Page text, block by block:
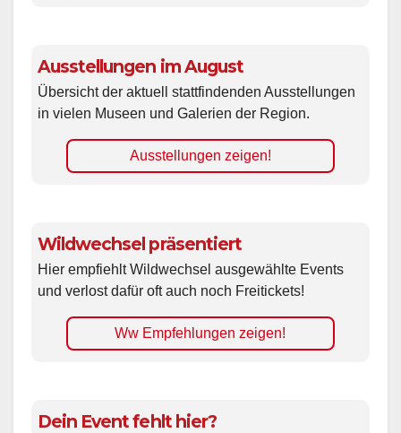
Ausstellungen im August
Übersicht der aktuell stattfindenden Ausstellungen
in vielen Museen und Galerien der Region.
Ausstellungen zeigen!
Wildwechsel präsentiert
Hier empfiehlt Wildwechsel ausgewählte Events
und verlost dafür oft auch noch Freitickets!
Ww Empfehlungen zeigen!
Dein Event fehlt hier?